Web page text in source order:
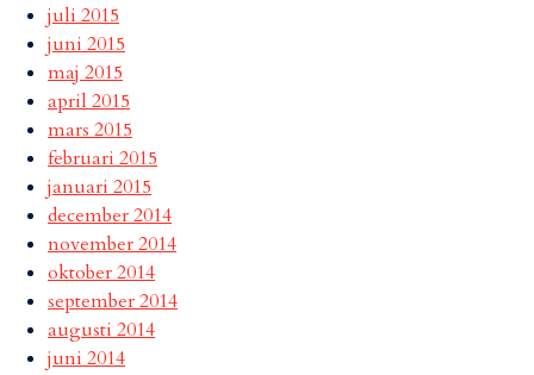
juli 2015
juni 2015
maj 2015
april 2015
mars 2015
februari 2015
januari 2015
december 2014
november 2014
oktober 2014
september 2014
augusti 2014
juni 2014